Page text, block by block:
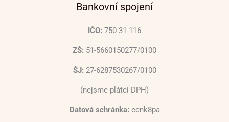
Bankovní spojení
IČO: 750 31 116
ZŠ: 51-5660150277/0100
ŠJ: 27-6287530267/0100
(nejsme plátci DPH)
Datová schránka: ecnk8pa